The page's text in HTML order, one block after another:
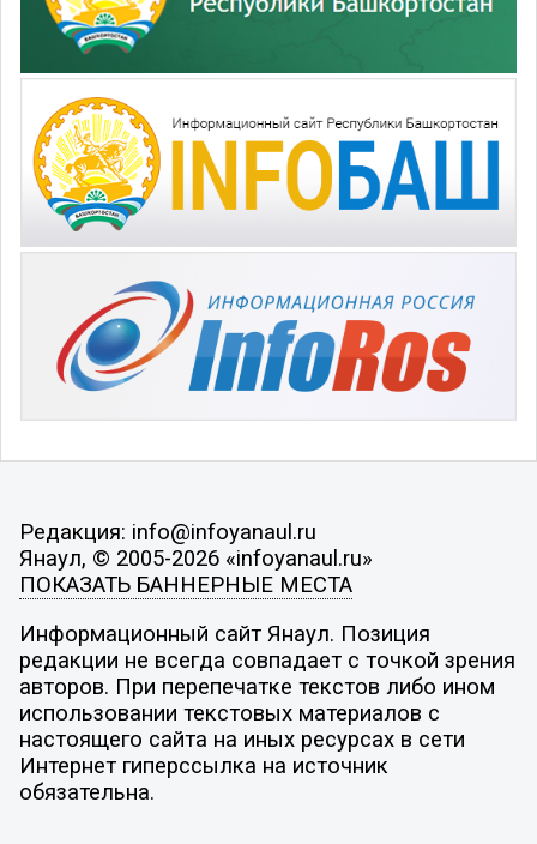
Редакция: info@infoyanaul.ru
Янаул, © 2005-2026 «infoyanaul.ru»
ПОКАЗАТЬ БАННЕРНЫЕ МЕСТА
Информационный сайт Янаул. Позиция
редакции не всегда совпадает с точкой зрения
авторов. При перепечатке текстов либо ином
использовании текстовых материалов с
настоящего сайта на иных ресурсах в сети
Интернет гиперссылка на источник
обязательна.